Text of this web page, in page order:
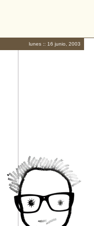
lunes :: 16 junio, 2003